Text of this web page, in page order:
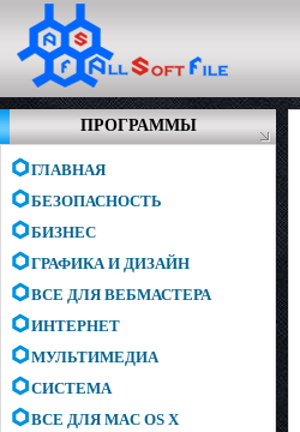
ПРОГРАММЫ
ГЛАВНАЯ
БЕЗОПАСНОСТЬ
БИЗНЕС
ГРАФИКА И ДИЗАЙН
ВСЕ ДЛЯ ВЕБМАСТЕРА
ИНТЕРНЕТ
МУЛЬТИМЕДИА
СИСТЕМА
ВСЕ ДЛЯ MAC OS X